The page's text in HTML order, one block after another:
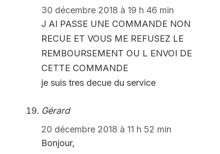
30 décembre 2018 à 19 h 46 min
J AI PASSE UNE COMMANDE NON
RECUE ET VOUS ME REFUSEZ LE
REMBOURSEMENT OU L ENVOI DE
CETTE COMMANDE
je suis tres decue du service
Gérard
20 décembre 2018 à 11 h 52 min
Bonjour,